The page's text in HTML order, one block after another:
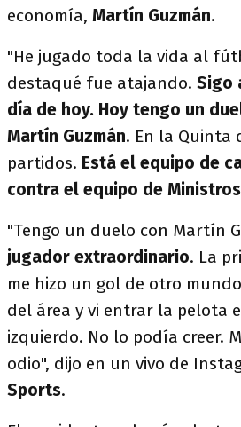
economía, Martín Guzmán.
"He jugado toda la vida al
destaqué fue atajando. Sigo
día de hoy. Hoy tengo un
Martín Guzmán. En la Quinta
partidos. Está el equipo de
contra el equipo de Ministros
"Tengo un duelo con Martín
jugador extraordinario. La
me hizo un gol de otro
del área y vi entrar la pelota
izquierdo. No lo podía creer.
odio", dijo en un vivo de
Sports.